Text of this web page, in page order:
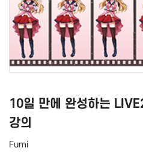
10일 만에 완성하는
강의
Fumi